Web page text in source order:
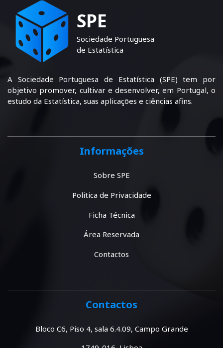
SPE
Sociedade Portuguesa
de Estatística
A Sociedade Portuguesa de Estatística (SPE) tem por
objetivo promover, cultivar e desenvolver, em Portugal, o
estudo da Estatística, suas aplicações e ciências afins.
Informações
Sobre SPE
Politica de Privacidade
Ficha Técnica
Área Reservada
Contactos
Contactos
Bloco C6, Piso 4, sala 6.4.09, Campo Grande